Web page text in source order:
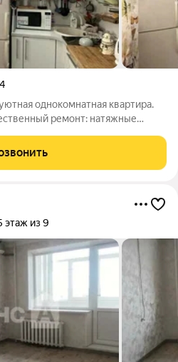
однокомнатная квартира.
ремонт: натяжные
Готова к заселению:
и мебель
этаж из 9